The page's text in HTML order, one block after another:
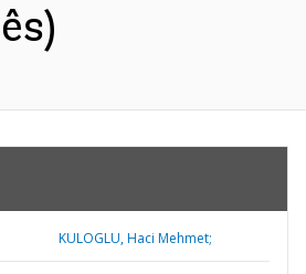
KULOGLU, Haci Mehmet;